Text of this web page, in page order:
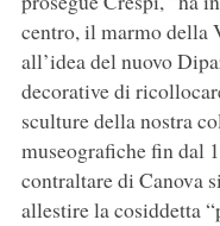
centro, il marmo della
all’idea del nuovo
decorative di
sculture della nostra
museografiche fin dal
contraltare di Canova
allestire la cosiddetta